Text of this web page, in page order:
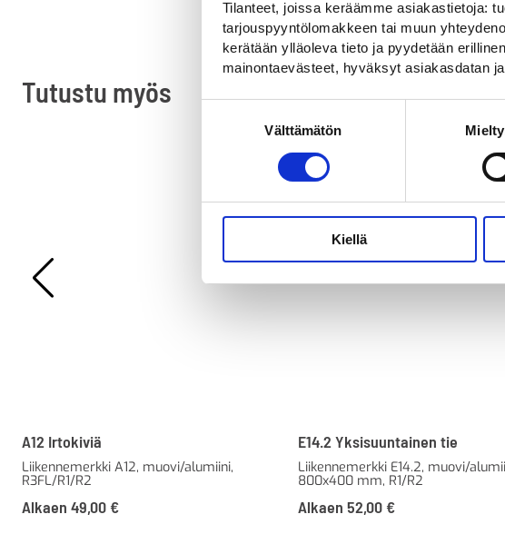
Tilanteet, joissa keräämme asiakastietoja:
tarjouspyyntölomakkeen tai muun
kerätään ylläoleva tieto ja pyydetään
mainontaevästeet, hyväksyt asiakasdatan
Välttämätön
Kiellä
Tutustu myös
A12 Irtokiviä
Liikennemerkki A12, muovi/alumiini,
R3FL/R1/R2
Alkaen 49,00 €
E14.2 Yksisuuntainen tie
Liikennemerkki E14.2, muovi/
800x400 mm, R1/R2
Alkaen 52,00 €